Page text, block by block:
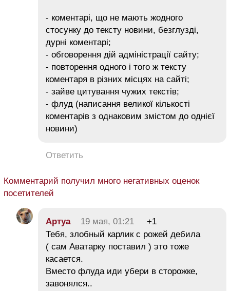
- коментарі, що не мають жодного
стосунку до тексту новини, безглузді,
дурні коментарі;
- обговорення дій адміністрації сайту;
- повторення одного і того ж тексту
коментаря в різних місцях на сайті;
- зайве цитування чужих текстів;
- флуд (написання великої кількості
коментарів з однаковим змістом до однієї
новини)
Ответить
Комментарий получил много негативных оценок
посетителей
Aртуа 19 мая, 01:21
+1
Тебя, злобный карлик с рожей дебила
( сам Аватарку поставил ) это тоже
касается.
Вместо флуда иди убери в сторожке,
завонялся..